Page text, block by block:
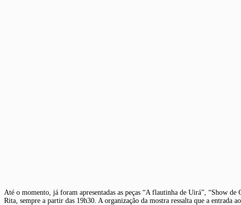
Até o momento, já foram apresentadas as peças “A flautinha de Uirá”, “Show
Rita, sempre a partir das 19h30. A organização da mostra ressalta que a entrada